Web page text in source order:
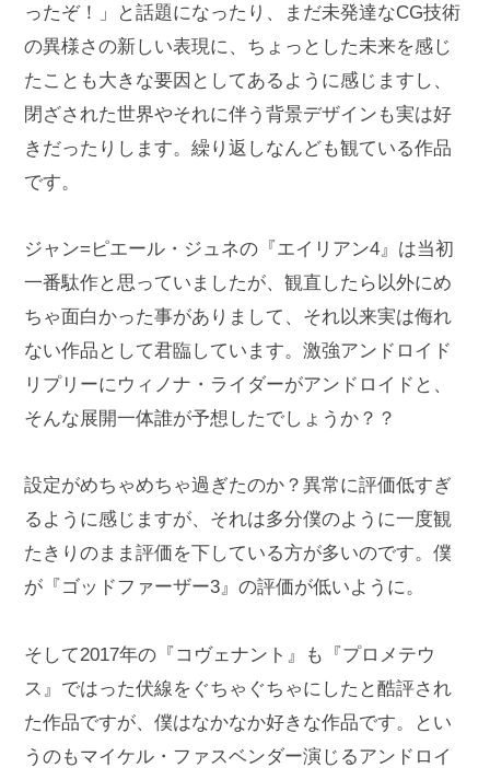
ったぞ！」と話題になったり、まだ未発達なCG技術
の異様さの新しい表現に、ちょっとした未来を感じ
たことも大きな要因としてあるように感じますし、
閉ざされた世界やそれに伴う背景デザインも実は好
きだったりします。繰り返しなんども観ている作品
です。
ジャン=ピエール・ジュネの『エイリアン4』は当初
一番駄作と思っていましたが、観直したら以外にめ
ちゃ面白かった事がありまして、それ以来実は侮れ
ない作品として君臨しています。激強アンドロイド
リプリーにウィノナ・ライダーがアンドロイドと、
そんな展開一体誰が予想したでしょうか？？
設定がめちゃめちゃ過ぎたのか？異常に評価低すぎ
るように感じますが、それは多分僕のように一度観
たきりのまま評価を下している方が多いのです。僕
が『ゴッドファーザー3』の評価が低いように。
そして2017年の『コヴェナント』も『プロメテウ
ス』ではった伏線をぐちゃぐちゃにしたと酷評され
た作品ですが、僕はなかなか好きな作品です。とい
うのもマイケル・ファスベンダー演じるアンドロイ